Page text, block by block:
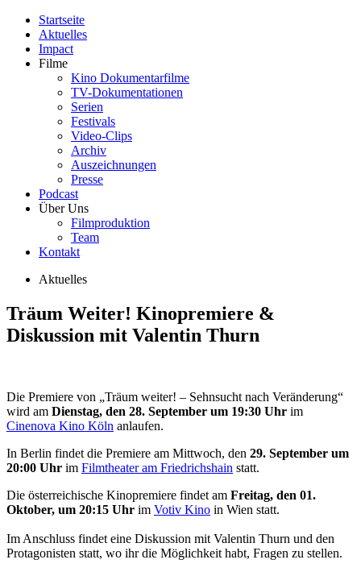
Startseite
Aktuelles
Impact
Filme
Kino Dokumentarfilme
TV-Dokumentationen
Serien
Festivals
Video-Clips
Archiv
Auszeichnungen
Presse
Podcast
Über Uns
Filmproduktion
Team
Kontakt
Aktuelles
Träum Weiter! Kinopremiere &
Diskussion mit Valentin Thurn
Die Premiere von „Träum weiter! – Sehnsucht nach Veränderung“
wird am Dienstag, den 28. September um 19:30 Uhr im
Cinenova Kino Köln anlaufen.
In Berlin findet die Premiere am Mittwoch, den 29. September um
20:00 Uhr im Filmtheater am Friedrichshain statt.
Die österreichische Kinopremiere findet am Freitag, den 01.
Oktober, um 20:15 Uhr im Votiv Kino in Wien statt.
Im Anschluss findet eine Diskussion mit Valentin Thurn und den
Protagonisten statt, wo ihr die Möglichkeit habt, Fragen zu stellen.